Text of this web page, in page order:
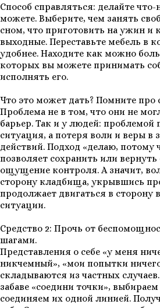
Способ справляться: делайте
можете. Выберите, чем занять
сном, что приготовить на ужин и
выходные. Переставьте мебель в
удобнее. Находите как можно
которых вы можете принимать
исполнять его.
Что это может дать? Помните про
Проблема не в том, что они не
барьер. Так и у людей: проблемой
ситуация, а потеря воли и веры в
действий. Подход «делаю, потому
позволяет сохранить или вернуть
ощущение контроля. А значит,
сторону кладбища, укрывшись
продолжает двигаться в сторону
ситуации.
Средство 2: Прочь от
шагами.
Представления о себе «у меня
никчемный», «мои попытки
складываются из частных
забаве «соедини точки»,
соединяем их одной линией.